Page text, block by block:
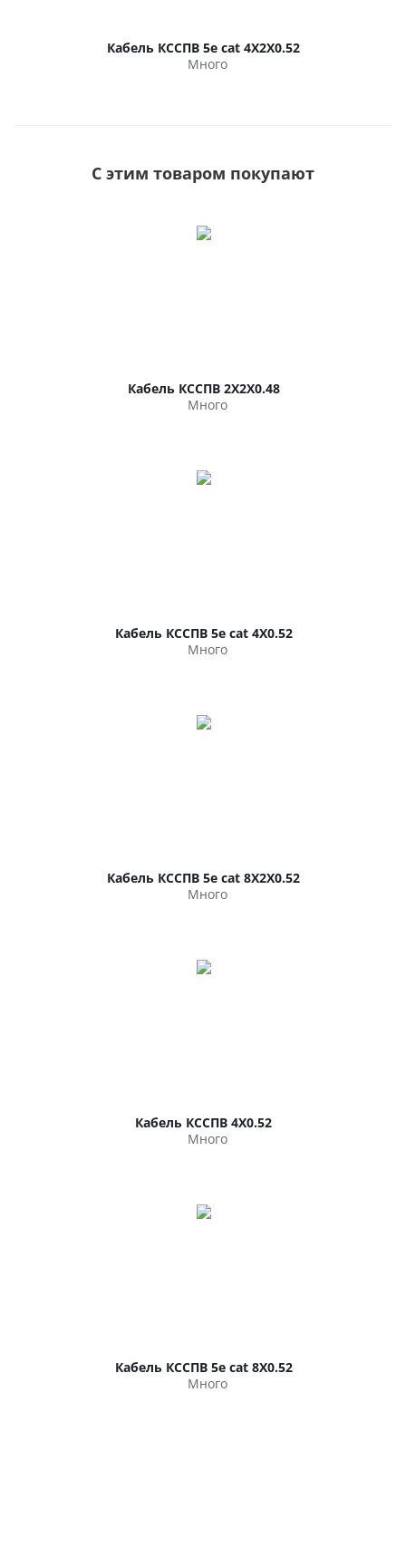
Кабель КССПВ 5e cat 4Х2Х0.52
Много
С этим товаром покупают
Кабель КССПВ 2Х2Х0.48
Много
Кабель КССПВ 5e cat 4Х0.52
Много
Кабель КССПВ 5e cat 8Х2Х0.52
Много
Кабель КССПВ 4Х0.52
Много
Кабель КССПВ 5e cat 8Х0.52
Много